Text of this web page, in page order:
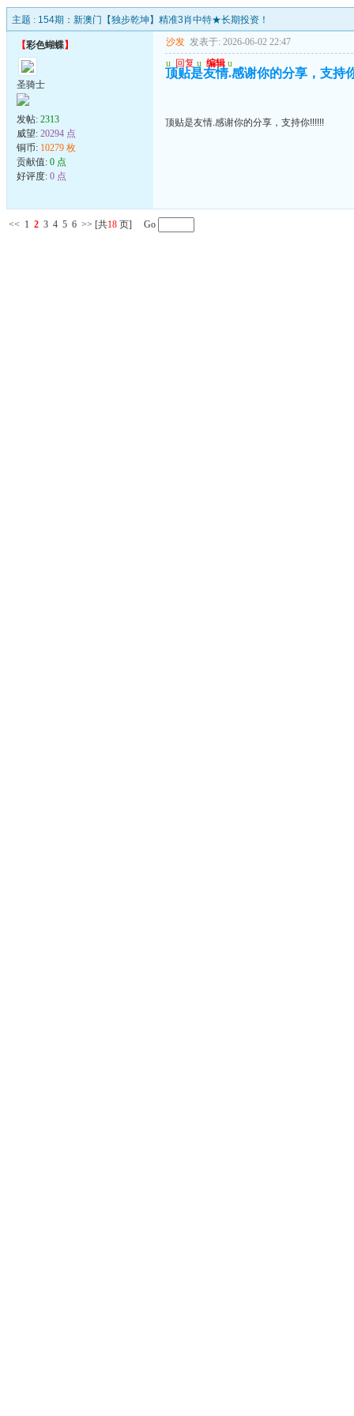
主题 : 154期：新澳门【独步乾坤】精准3肖中特★长期投资！
【彩色蝴蝶】
圣骑士
发帖: 2313
威望: 20294 点
铜币: 10279 枚
贡献值: 0 点
好评度: 0 点
沙发 发表于: 2026-06-02 22:47
u 回复 u 编辑 u
顶贴是友情.感谢你的分享，支持
顶贴是友情.感谢你的分享，支持你!!!!!!
<< 1 2 3 4 5 6 >> [共18 页] Go